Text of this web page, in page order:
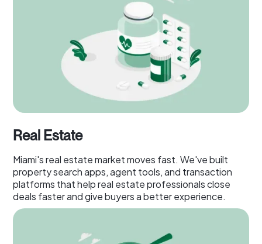
Real Estate
Miami's real estate market moves fast. We've built
property search apps, agent tools, and transaction
platforms that help real estate professionals close
deals faster and give buyers a better experience.